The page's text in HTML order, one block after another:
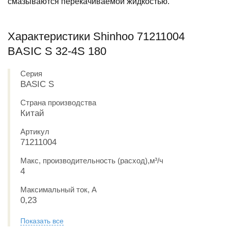
Характеристики Shinhoo 71211004
BASIC S 32-4S 180
Серия
BASIC S
Страна производства
Китай
Артикул
71211004
Макс, производительность (расход),м³/ч
4
Максимальный ток, А
0,23
Показать все